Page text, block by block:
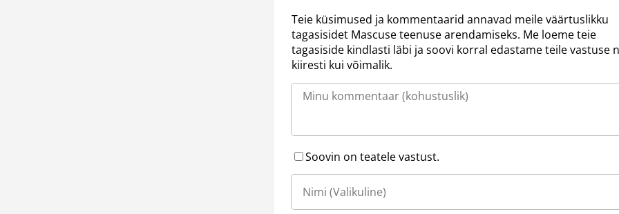
Teie küsimused ja kommentaarid annavad meile väärtuslikku
tagasisidet Mascuse teenuse arendamiseks. Me loeme teie
tagasiside kindlasti läbi ja soovi korral edastame teile vastuse
kiiresti kui võimalik.
Soovin on teatele vastust.